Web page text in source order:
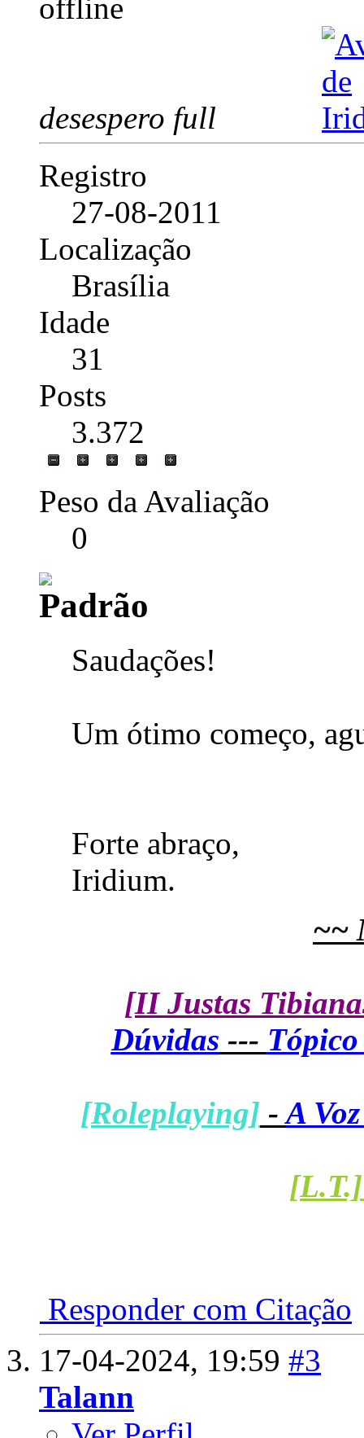
desespero full
Registro
27-08-2011
Localização
Brasília
Idade
31
Posts
3.372
Peso da Avaliação
0
Saudações!
Um ótimo começo,
Forte abraço,
Iridium.
~~
[II Justas
Dúvidas ---
[Roleplaying] -A
Responder com Citação
17-04-2024, 19:59 #3
Talann